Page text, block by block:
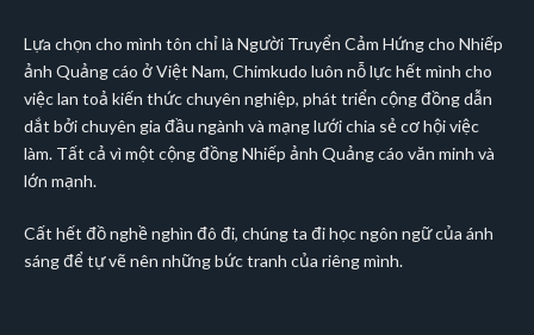
Lựa chọn cho mình tôn chỉ là Người Truyển Cảm Hứng cho Nhiếp
ảnh Quảng cáo ở Việt Nam, Chimkudo luôn nỗ lực hết mình cho
việc lan toả kiến thức chuyên nghiệp, phát triển cộng đồng dẫn
dắt bởi chuyên gia đầu ngành và mạng lưới chia sẻ cơ hội việc
làm. Tất cả vì một cộng đồng Nhiếp ảnh Quảng cáo văn minh và
lớn mạnh.
Cất hết đồ nghề nghìn đô đi, chúng ta đi học ngôn ngữ của ánh
sáng để tự vẽ nên những bức tranh của riêng mình.